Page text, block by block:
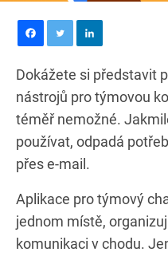
Dokážete si představit
nástrojů pro týmovou
téměř nemožné.
používat, odpadá
přes e-mail.
Aplikace pro týmový
jednom místě,
komunikaci v chodu.